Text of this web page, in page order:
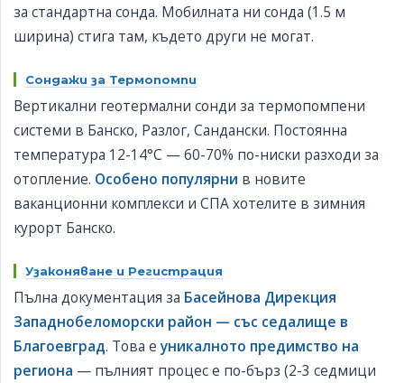
за стандартна сонда. Мобилната ни сонда (1.5 м
ширина) стига там, където други не могат.
Сондажи за Термопомпи
Вертикални геотермални сонди за термопомпени
системи в Банско, Разлог, Сандански. Постоянна
температура 12-14°C — 60-70% по-ниски разходи за
отопление. Особено популярни в новите
ваканционни комплекси и СПА хотелите в зимния
курорт Банско.
Узаконяване и Регистрация
Пълна документация за Басейнова Дирекция
Западнобеломорски район — със седалище в
Благоевград. Това еуникалното предимство на
региона — пълният процес е по-бърз (2-3 седмици